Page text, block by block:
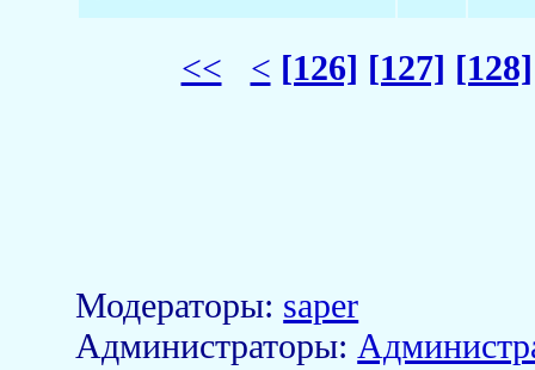
<< < [126] [127] [128]
Модераторы: saper
Aдминистраторы: